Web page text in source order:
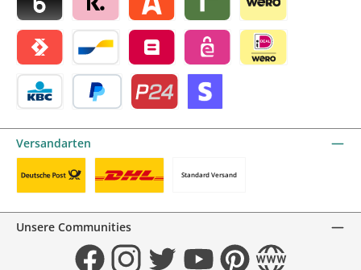
Blik by mollieKlarna by mollieAlma by mollieRiverty by mollie
Wero
Satispay by mollieBancontact by mollie
Belfius by mollieeps by mollie
Versandarten
Standard Versand
Unsere Communities
FacebookInstagramTwitter YouTubePinterestWebsite